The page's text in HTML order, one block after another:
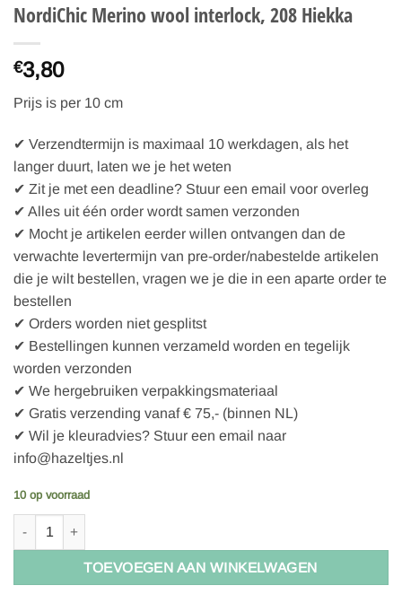
NordiChic Merino wool interlock, 208 Hiekka
€3,80
Prijs is per 10 cm
✔ Verzendtermijn is maximaal 10 werkdagen, als het
langer duurt, laten we je het weten
✔ Zit je met een deadline? Stuur een email voor overleg
✔ Alles uit één order wordt samen verzonden
✔ Mocht je artikelen eerder willen ontvangen dan de
verwachte levertermijn van pre-order/nabestelde artikelen
die je wilt bestellen, vragen we je die in een aparte order te
bestellen
✔ Orders worden niet gesplitst
✔ Bestellingen kunnen verzameld worden en tegelijk
worden verzonden
✔ We hergebruiken verpakkingsmateriaal
✔ Gratis verzending vanaf € 75,- (binnen NL)
✔ Wil je kleuradvies? Stuur een email naar
info@hazeltjes.nl
10 op voorraad
TOEVOEGEN AAN WINKELWAGEN